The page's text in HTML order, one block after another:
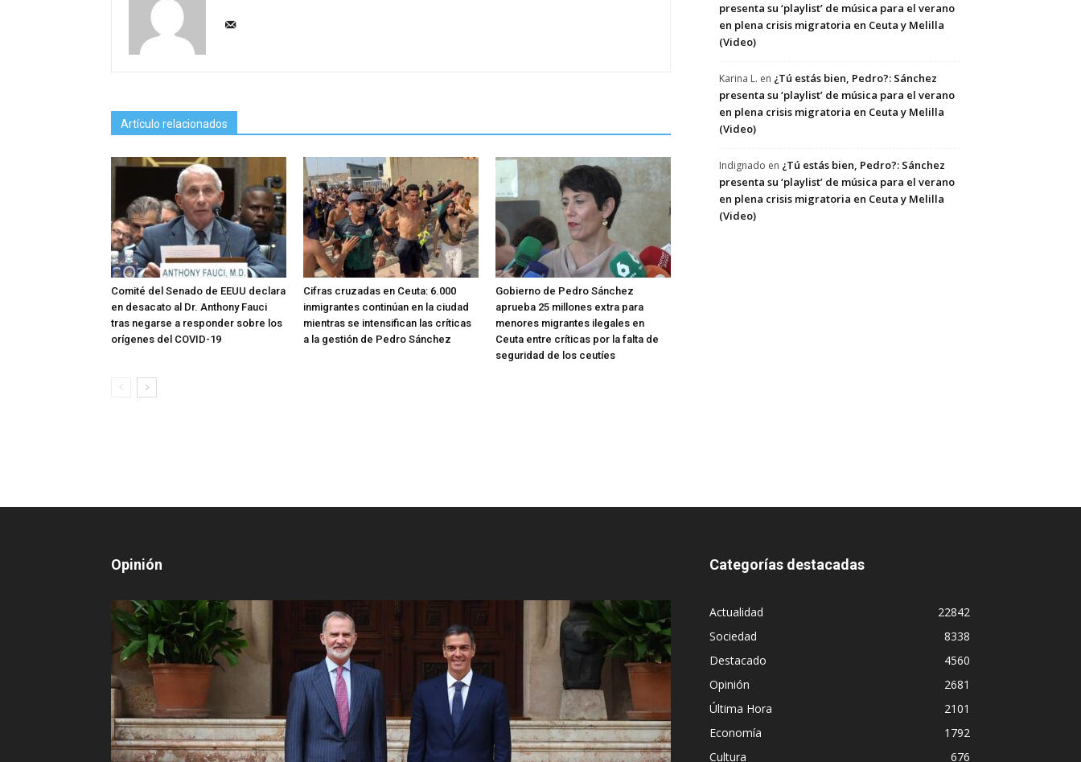
Artículo relacionados
Comité del Senado de EEUU declara
en desacato al Dr. Anthony Fauci
tras negarse a responder sobre los
orígenes del COVID-19
Cifras cruzadas en Ceuta: 6.000
inmigrantes continúan en la ciudad
mientras se intensifican las críticas
a la gestión de Pedro Sánchez
Gobierno de Pedro Sánchez
aprueba 25 millones extra para
menores migrantes ilegales en
Ceuta entre críticas por la falta de
seguridad de los ceutíes
presenta su ‘playlist’ de música para el verano
en plena crisis migratoria en Ceuta y Melilla
(Video)
Karina L. en ¿Tú estás bien, Pedro?: Sánchez
presenta su ‘playlist’ de música para el verano
en plena crisis migratoria en Ceuta y Melilla
(Video)
Indignado en ¿Tú estás bien, Pedro?: Sánchez
presenta su ‘playlist’ de música para el verano
en plena crisis migratoria en Ceuta y Melilla
(Video)
Opinión Categorías destacadas
Actualidad
22842
Sociedad
8338
Destacado
4560
Opinión
2681
Última Hora
2101
Economía
1792
Cultura
676